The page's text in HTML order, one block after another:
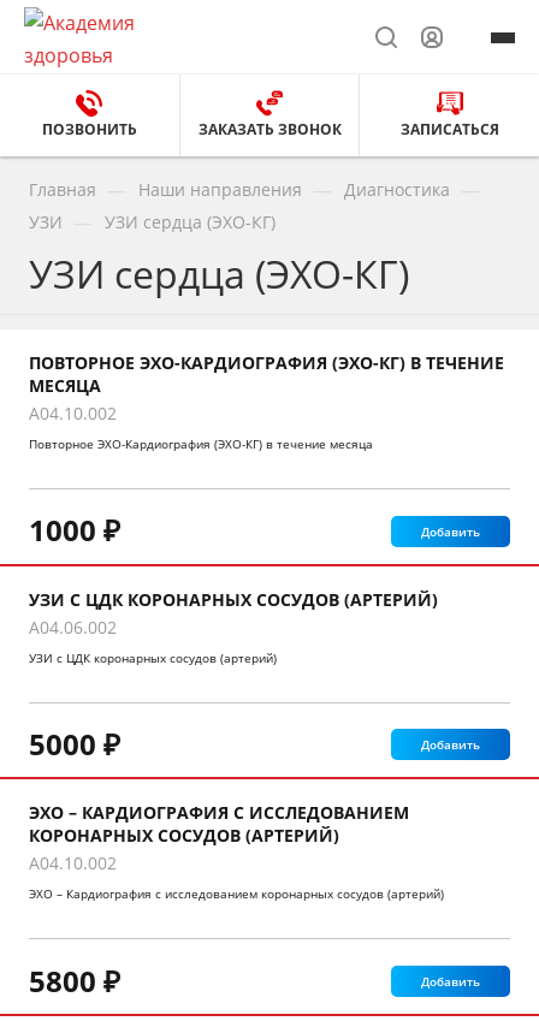
ПОЗВОНИТЬ ЗАКАЗАТЬ ЗВОНОК ЗАПИСАТЬСЯ
Главная Наши направления Диагностика
УЗИ УЗИ сердца (ЭХО-КГ)
УЗИ сердца (ЭХО-КГ)
ПОВТОРНОЕ ЭХО-КАРДИОГРАФИЯ (ЭХО-КГ) В ТЕЧЕНИЕ
МЕСЯЦА
A04.10.002
Повторное ЭХО-Кардиография (ЭХО-КГ) в течение месяца
1000 ₽ Добавить
УЗИ С ЦДК КОРОНАРНЫХ СОСУДОВ (АРТЕРИЙ)
A04.06.002
УЗИ с ЦДК коронарных сосудов (артерий)
5000 ₽ Добавить
ЭХО – КАРДИОГРАФИЯ С ИССЛЕДОВАНИЕМ
КОРОНАРНЫХ СОСУДОВ (АРТЕРИЙ)
A04.10.002
ЭХО – Кардиография с исследованием коронарных сосудов (артерий)
5800 ₽ Добавить